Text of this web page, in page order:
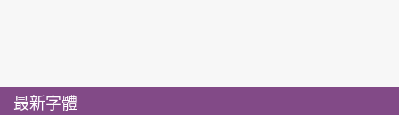
最新字體